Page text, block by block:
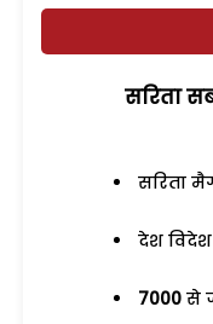
सरिता
सरिता
देश
7000 से